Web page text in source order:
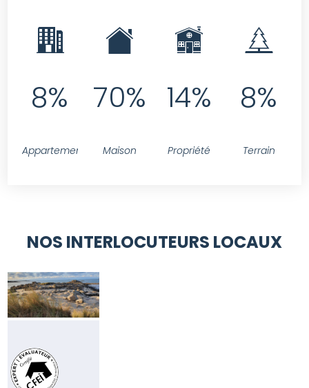
8%
Appartement
70%
Maison
14%
Propriété
8%
Terrain
NOS INTERLOCUTEURS LOCAUX